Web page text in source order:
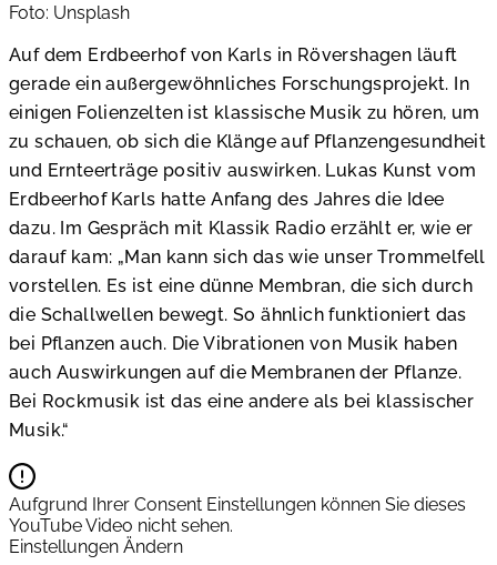
Foto: Unsplash
Auf dem Erdbeerhof von Karls in Rövershagen läuft
gerade ein außergewöhnliches Forschungsprojekt. In
einigen Folienzelten ist klassische Musik zu hören, um
zu schauen, ob sich die Klänge auf Pflanzengesundheit
und Ernteerträge positiv auswirken. Lukas Kunst vom
Erdbeerhof Karls hatte Anfang des Jahres die Idee
dazu. Im Gespräch mit Klassik Radio erzählt er, wie er
darauf kam: „Man kann sich das wie unser Trommelfell
vorstellen. Es ist eine dünne Membran, die sich durch
die Schallwellen bewegt. So ähnlich funktioniert das
bei Pflanzen auch. Die Vibrationen von Musik haben
auch Auswirkungen auf die Membranen der Pflanze.
Bei Rockmusik ist das eine andere als bei klassischer
Musik.“
Aufgrund Ihrer Consent Einstellungen können Sie dieses
YouTube Video nicht sehen.
Einstellungen Ändern